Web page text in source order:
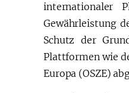
internationaler
Gewährleistung
Schutz der
Plattformen wie
Europa (OSZE)